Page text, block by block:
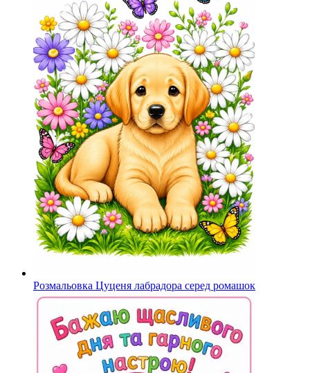
Розмальовка Цуценя лабрадора серед ромашок